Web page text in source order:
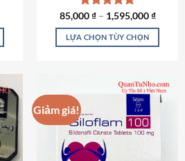
sản
phẩm
Được xếp
hạng5.00
5 sao
85,000₫– 1,595,000₫
LỰA CHỌN TÙY CHỌN
này
nhiều
biến
Giảm giá!